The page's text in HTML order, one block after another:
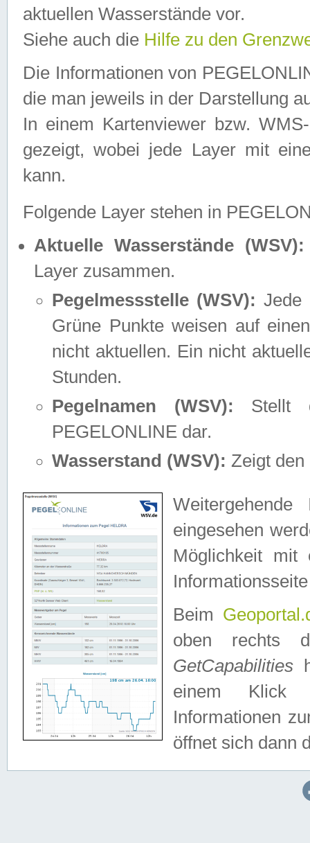
aktuellen Wasserstände vor.
Siehe auch die Hilfe zu den
Die Informationen von
die man jeweils in der Darstellung
In einem Kartenviewer bzw.
gezeigt, wobei jede Layer mit
kann.
Folgende Layer stehen in
Aktuelle Wasserstände (WSV):
Layer zusammen.
Pegelmessstelle (WSV): Jede
Grüne Punkte weisen auf
nicht aktuellen. Ein nicht
Stunden.
Pegelnamen (WSV): Stellt
PEGELONLINE dar.
Wasserstand (WSV): Zeigt den
eingesehen
Möglichkeit mit
Beim
oben rechts
GetCapabilities
einem Klick
Informationen
öffnet sich dann